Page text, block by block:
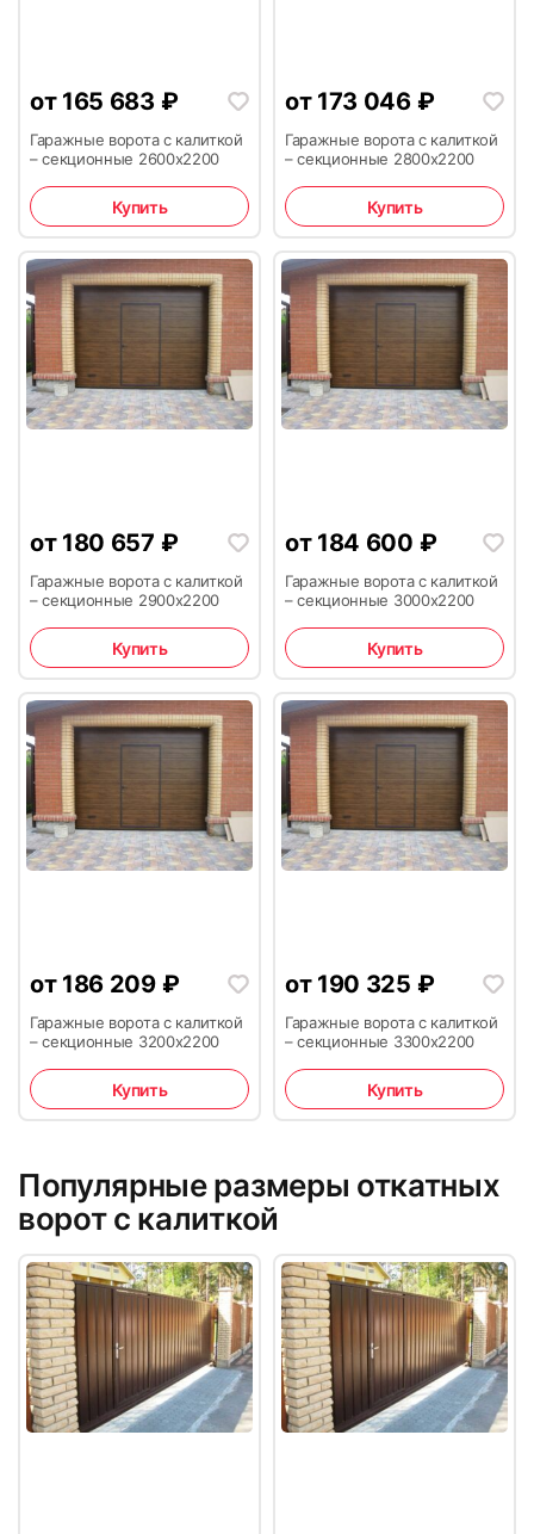
от 165 683 ₽
Гаражные ворота с калиткой
– секционные 2600х2200
Купить
от 173 046 ₽
Гаражные ворота с калиткой
– секционные 2800х2200
Купить
от 180 657 ₽
Гаражные ворота с калиткой
– секционные 2900х2200
Купить
от 184 600 ₽
Гаражные ворота с калиткой
– секционные 3000х2200
Купить
от 186 209 ₽
Гаражные ворота с калиткой
– секционные 3200х2200
Купить
от 190 325 ₽
Гаражные ворота с калиткой
– секционные 3300х2200
Купить
Популярные размеры откатных
ворот с калиткой